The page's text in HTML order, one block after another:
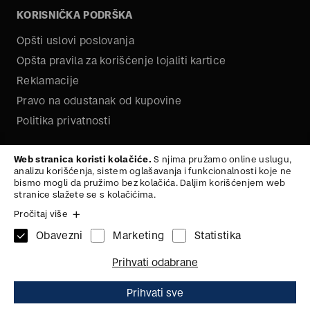
RSD
KORISNIČKA PODRŠKA
Opšti uslovi poslovanja
Opšta pravila za korišćenje lojaliti kartice
Reklamacije
Pravo na odustanak od kupovine
Politika privatnosti
Kariera
ZAŠTITA PODATAKA
Web stranica koristi kolačiće. S njima pružamo online uslugu,
analizu korišćenja, sistem oglašavanja i funkcionalnosti koje ne
bismo mogli da pružimo bez kolačića. Daljim korišćenjem web
stranice slažete se s kolačićima.
Pročitaj više
Obavezni Marketing Statistika
Prihvati odabrane
Prihvati sve